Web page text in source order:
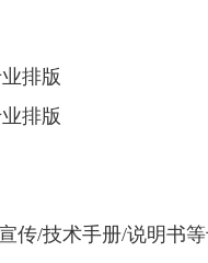
排版
排版
传/技术手册/说明书